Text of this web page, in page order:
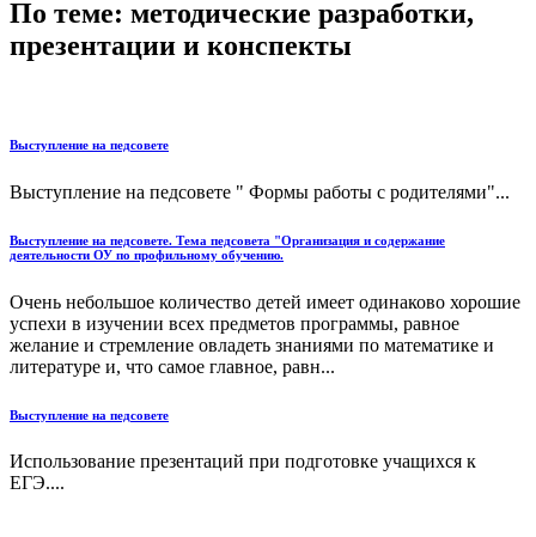
По теме: методические разработки,
презентации и конспекты
Выступление на педсовете
Выступление на педсовете " Формы работы с родителями"...
Выступление на педсовете. Тема педсовета "Организация и содержание
деятельности ОУ по профильному обучению.
Очень небольшое количество детей имеет одинаково хорошие
успехи в изучении всех предметов программы, равное
желание и стремление овладеть знаниями по математике и
литературе и, что самое главное, равн...
Выступление на педсовете
Использование презентаций при подготовке учащихся к
ЕГЭ....